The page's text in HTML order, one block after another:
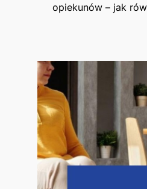
opiekunów – jak